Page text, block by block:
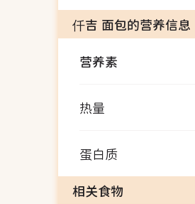
仟吉 面包的营养信息
营养素
热量
蛋白质
相关食物